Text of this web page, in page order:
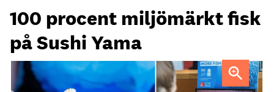
100 procent miljömärkt fisk
på Sushi Yama